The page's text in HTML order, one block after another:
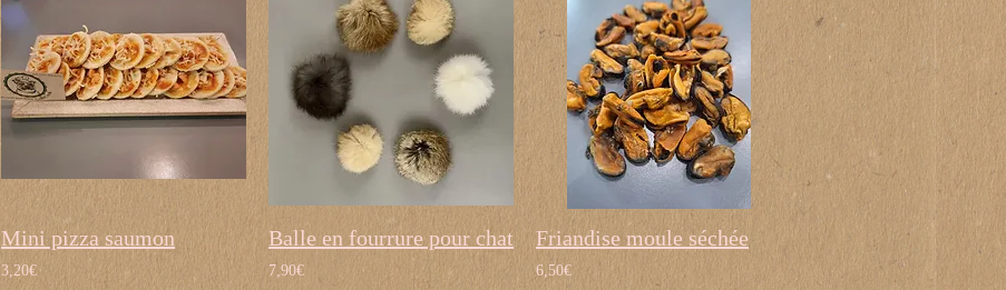
Mini pizza saumon
3,20€
Balle en fourrure pour chat
7,90€
Friandise moule séchée
6,50€